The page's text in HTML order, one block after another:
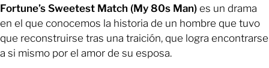
Fortune’s Sweetest Match (My 80s Man) es un drama
en el que conocemos la historia de un hombre que tuvo
que reconstruirse tras una traición, que logra encontrarse
a si mismo por el amor de su esposa.